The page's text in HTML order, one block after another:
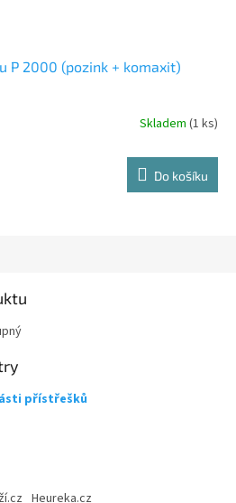
P 2000 (pozink + komaxit)
Skladem (1 ks)
Do košíku
přístřešků
Heureka.cz